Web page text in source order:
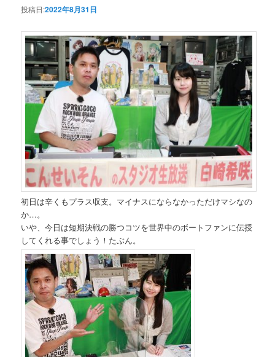
投稿日:2022年8月31日
初日は辛くもプラス収支。マイナスにならなかっただけマシなの
か…。
いや、今日は短期決戦の勝つコツを世界中のボートファンに伝授
してくれる事でしょう！たぶん。